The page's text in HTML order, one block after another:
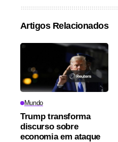
Artigos Relacionados
Mundo
Trump transforma
discurso sobre
economia em ataque